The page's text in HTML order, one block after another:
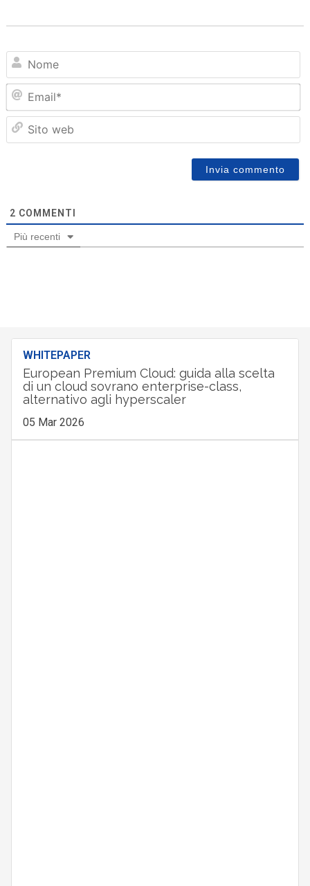
2 COMMENTI
Più recenti
WHITEPAPER
European Premium Cloud: guida alla scelta
di un cloud sovrano enterprise-class,
alternativo agli hyperscaler
05 Mar 2026